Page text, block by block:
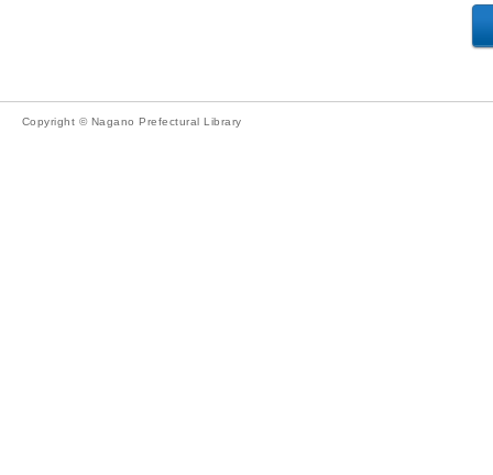
Copyright © Nagano Prefectural Library